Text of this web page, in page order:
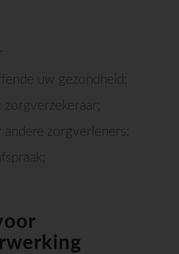
uw gezondheid;
zorgverzekeraar;
andere zorgverleners;